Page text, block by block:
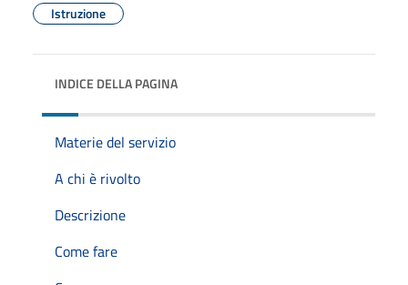
Istruzione
INDICE DELLA PAGINA
Materie del servizio
A chi è rivolto
Descrizione
Come fare